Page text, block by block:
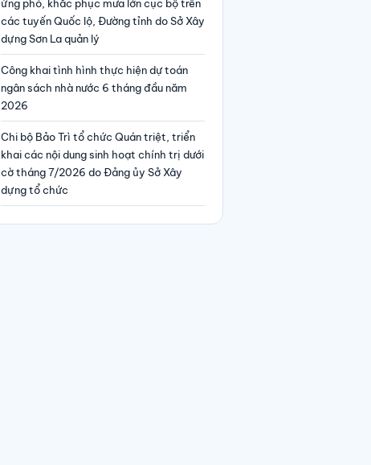
ứng phó, khắc phục mưa lớn cục bộ trên
các tuyến Quốc lộ, Đường tỉnh do Sở Xây
dựng Sơn La quản lý
Công khai tình hình thực hiện dự toán
ngân sách nhà nước 6 tháng đầu năm
2026
Chi bộ Bảo Trì tổ chức Quán triệt, triển
khai các nội dung sinh hoạt chính trị dưới
cờ tháng 7/2026 do Đảng ủy Sở Xây
dựng tổ chức